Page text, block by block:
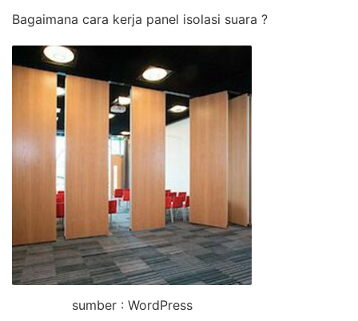
Bagaimana cara kerja panel isolasi suara ?
sumber : WordPress